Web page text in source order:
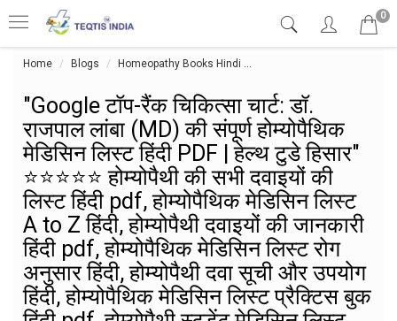
0
Home Blogs Homeopathy Books Hindi
"Google टॉप-रैंक चिकित्सा चार्ट: डॉ.
राजपाल लांबा (MD) की संपूर्ण होम्योपैथिक
मेडिसिन लिस्ट हिंदी PDF | हेल्थ टुडे हिसार"
⭐⭐⭐⭐⭐ होम्योपैथी की सभी दवाइयों की
लिस्ट हिंदी pdf, होम्योपैथिक मेडिसिन लिस्ट
A to Z हिंदी, होम्योपैथी दवाइयों की जानकारी
हिंदी pdf, होम्योपैथिक मेडिसिन लिस्ट रोग
अनुसार हिंदी, होम्योपैथी दवा सूची और उपयोग
हिंदी, होम्योपैथिक मेडिसिन लिस्ट प्रैक्टिस बुक